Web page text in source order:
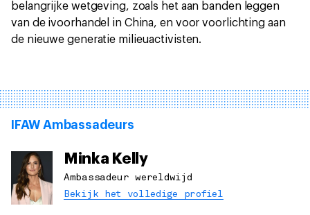
belangrijke wetgeving, zoals het aan banden leggen
van de ivoorhandel in China, en voor voorlichting aan
de nieuwe generatie milieuactivisten.
IFAW Ambassadeurs
Minka Kelly
Ambassadeur wereldwijd
Bekijk het volledige profiel